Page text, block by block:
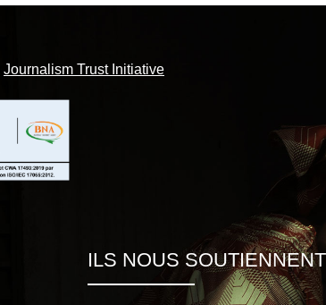
Journalism Trust Initiative
ILS NOUS SOUTIENNENT